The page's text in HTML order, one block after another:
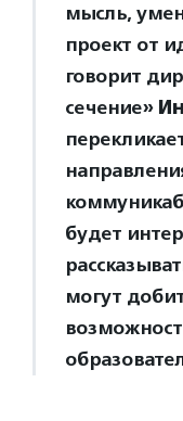
мысль,
проект от
говорит
сечение»
будет
могут